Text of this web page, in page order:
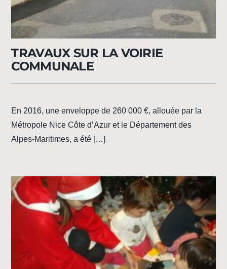
TRAVAUX SUR LA VOIRIE
COMMUNALE
En 2016, une enveloppe de 260 000 €, allouée par la
Métropole Nice Côte d’Azur et le Département des
Alpes-Maritimes, a été […]